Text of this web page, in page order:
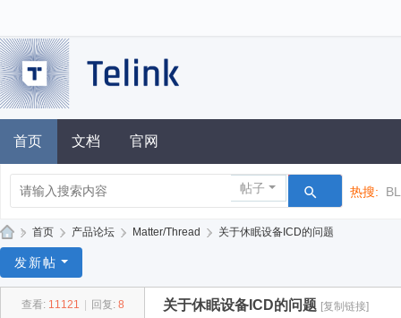
首页 文档 官网
帖子 热搜:
凌
» 首页 › 产品论坛 › Matter/Thread › 关于休眠设备ICD的问题
发新帖
查看: 11121 回复: 8 关于休眠设备ICD的问题 [复制链接]